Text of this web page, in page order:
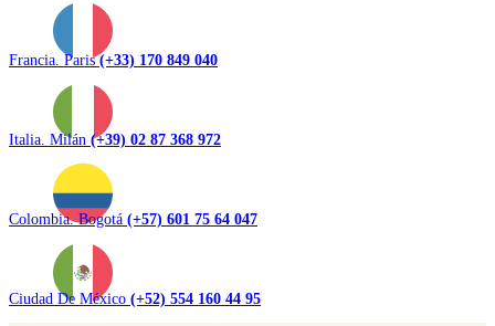
Francia. Paris(+33) 170 849 040
Italia. Milán (+39) 02 87 368 972
Colombia. Bogotá (+57) 601 75 64 047
Ciudad De México (+52) 554 160 44 95